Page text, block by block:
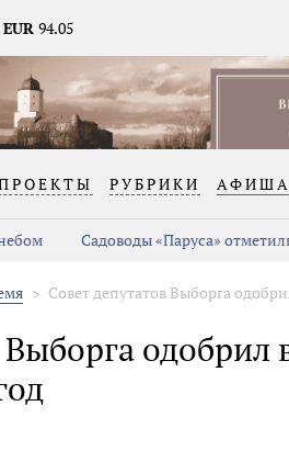
EUR 94.05
РУБРИКИ АФИША
Садоводы «Паруса»
Совет депутатов Выборга
Выборга